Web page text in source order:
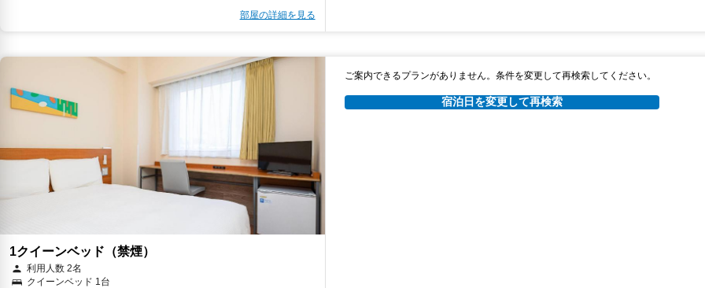
部屋の詳細を見る
1クイーンベッド（禁煙）
利用人数 2名
クイーンベッド 1台
ご案内できるプランがありません。条件を変更して再検索してください。
宿泊日を変更して再検索